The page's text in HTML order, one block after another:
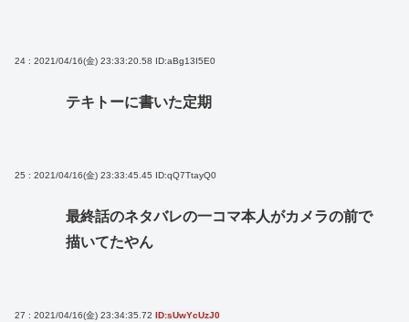
24 : 2021/04/16(金) 23:33:20.58 ID:aBg13I5E0
テキトーに書いた定期
25 : 2021/04/16(金) 23:33:45.45 ID:qQ7TtayQ0
最終話のネタバレの一コマ本人がカメラの前で
描いてたやん
27 : 2021/04/16(金) 23:34:35.72 ID:sUwYcUzJ0